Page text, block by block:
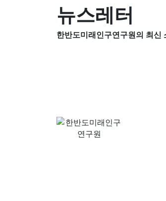
뉴스레터
한반도미래인구연구원의 최신